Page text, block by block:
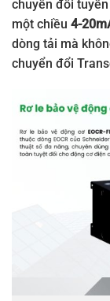
chuyển đổi
một chiều 4-
dòng tải mà
chuyển đổi